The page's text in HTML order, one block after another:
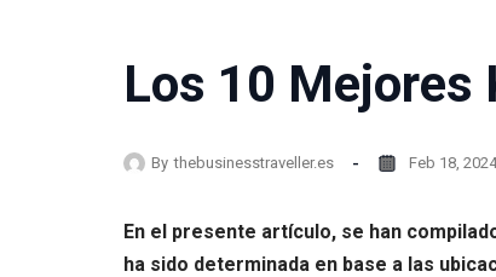
Los 10 Mejores
By thebusinesstraveller.es Feb 18, 2024
En el presente artículo, se han
ha sido determinada en base a las